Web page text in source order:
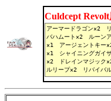
Culdcept Revolt